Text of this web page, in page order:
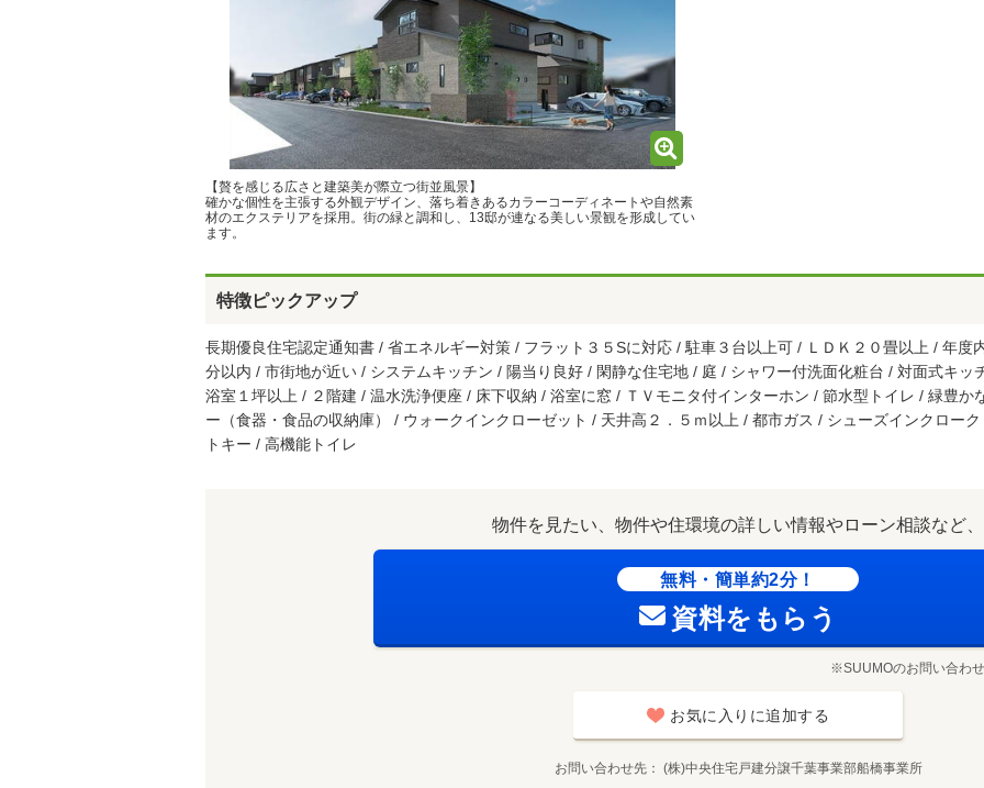
【贅を感じる広さと建築美が際立つ街並風景】
確かな個性を主張する外観デザイン、落ち着きあるカラーコーディネートや自然素
材のエクステリアを採用。街の緑と調和し、13邸が連なる美しい景観を形成してい
ます。
特徴ピックアップ
長期優良住宅認定通知書 / 省エネルギー対策 / フラット３５Sに対応 / 駐車３台以上可 / ＬＤＫ２０畳以上 / 年度
分以内 / 市街地が近い / システムキッチン / 陽当り良好 / 閑静な住宅地 / 庭 / シャワー付洗面化粧台 / 対面式キッ
浴室１坪以上 / ２階建 / 温水洗浄便座 / 床下収納 / 浴室に窓 / ＴＶモニタ付インターホン / 節水型トイレ / 緑豊か
ー（食器・食品の収納庫） / ウォークインクローゼット / 天井高２．５ｍ以上 / 都市ガス / シューズインクロー
トキー / 高機能トイレ
物件を見たい、物件や住環境の詳しい情報やローン相談など、
無料・簡単約2分！
資料をもらう
※SUUMOのお問い合わ
お気に入りに追加する
お問い合わせ先 (株)中央住宅戸建分譲千葉事業部船橋事業所